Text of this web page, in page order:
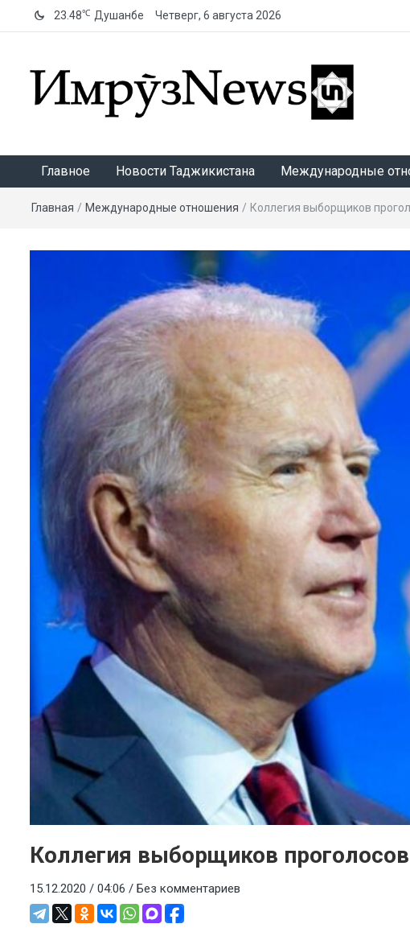
23.48℃ Душанбе Четверг, 6 августа 2026
Главное Новости Таджикистана Международные
Главная / Международные отношения / Коллегия выборщиков
Коллегия выборщиков
15.12.2020 / 04:06 / Без комментариев